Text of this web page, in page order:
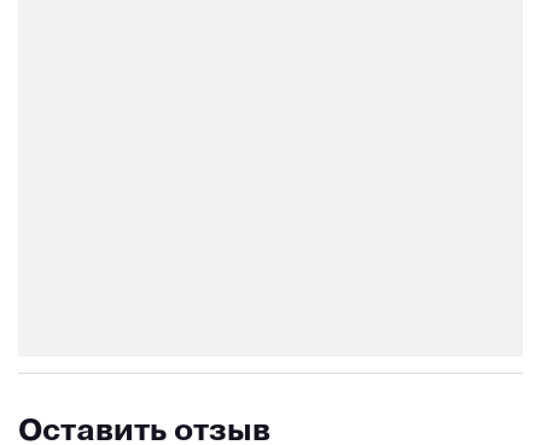
Оставить отзыв